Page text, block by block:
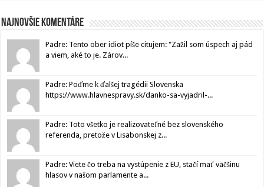
Najnovšie komentáre
Padre: Tento ober idiot píše citujem: "Zažil som úspech aj pád
a viem, aké to je. Zárov...
Padre: Poďme k ďalšej tragédii Slovenska
https://www.hlavnespravy.sk/danko-sa-vyjadril-...
Padre: Toto všetko je realizovateľné bez slovenského
referenda, pretože v Lisabonskej z...
Padre: Viete čo treba na vystúpenie z EU, stačí mať väčšinu
hlasov v našom parlamente a...